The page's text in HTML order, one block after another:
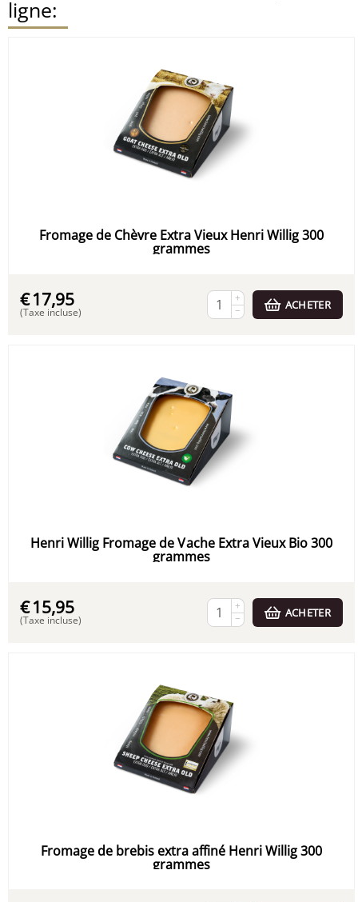
ligne:
Fromage de Chèvre Extra Vieux Henri Willig 300
grammes
€17,95
(Taxe incluse)
+
−
ACHETER
Henri Willig Fromage de Vache Extra Vieux Bio 300
grammes
€15,95
(Taxe incluse)
+
−
ACHETER
Fromage de brebis extra affiné Henri Willig 300
grammes